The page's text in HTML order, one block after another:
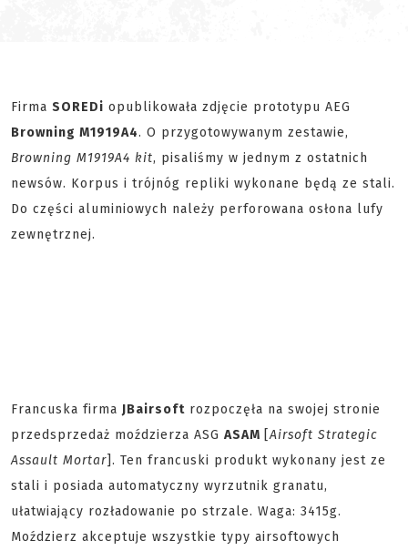
Firma SOREDi opublikowała zdjęcie prototypu AEG
Browning M1919A4. O przygotowywanym zestawie,
Browning M1919A4 kit, pisaliśmy w jednym z ostatnich
newsów. Korpus i trójnóg repliki wykonane będą ze stali.
Do części aluminiowych należy perforowana osłona lufy
zewnętrznej.
Francuska firma JBairsoft rozpoczęła na swojej stronie
przedsprzedaż moździerza ASG ASAM [Airsoft Strategic
Assault Mortar]. Ten francuski produkt wykonany jest ze
stali i posiada automatyczny wyrzutnik granatu,
ułatwiający rozładowanie po strzale. Waga: 3415g.
Moździerz akceptuje wszystkie typy airsoftowych